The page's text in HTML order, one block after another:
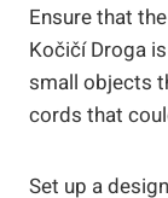
Ensure that
Kočičí Droga
small objects
cords ​that⁤
Set up a